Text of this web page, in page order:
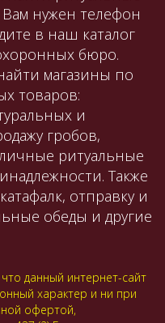
Вам нужен телефон
в наш каталог
бюро.
магазины по
товаров:
и
гробов,
ритуальные
Также
отправку и
обеды и другие
данный интернет-сайт
характер и ни при
офертой,